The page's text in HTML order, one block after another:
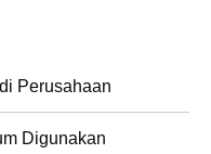
Perusahaan
Digunakan